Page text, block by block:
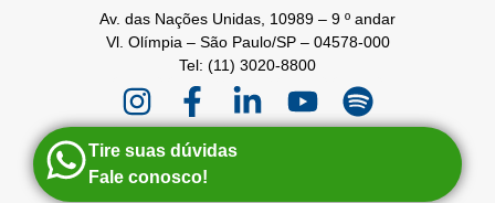
Av. das Nações Unidas, 10989 – 9 º andar
Vl. Olímpia – São Paulo/SP – 04578-000
Tel: (11) 3020-8800
Tire suas dúvidas
Fale conosco!